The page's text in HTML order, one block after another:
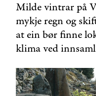
Milde vintrar på
mykje regn og
at ein bør finne
klima ved